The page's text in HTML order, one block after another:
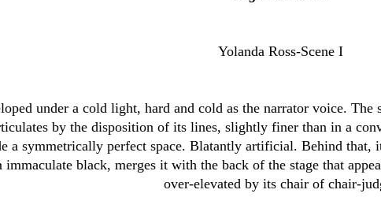
Yolanda Ross-Scene I
under a cold light, hard and cold as the narrator voice.
by the disposition of its lines, slightly finer than in a
a symmetrically perfect space. Blatantly artificial. Behind that,
black, merges it with the back of the stage that
over-elevated by its chair of chair-